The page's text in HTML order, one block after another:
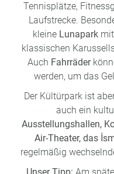
Tennisplätze,
Laufstrecke.
kleine Lunapark
klassischen
Auch Fahrräder
werden, um das
Der Kültürpark ist
auch ein
Ausstellungshallen,
Air-Theater, das
regelmäßig